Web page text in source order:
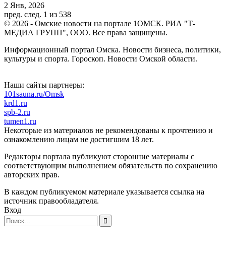
2 Янв, 2026
пред. след. 1 из 538
© 2026 - Омские новости на портале 1ОМСК. РИА "Т-
МЕДИА ГРУПП", ООО. Все права защищены.
Информационный портал Омска. Новости бизнеса, политики,
культуры и спорта. Гороскоп. Новости Омской области.
Наши сайты партнеры:
101sauna.ru/Omsk
krd1.ru
spb-2.ru
tumen1.ru
Некоторые из материалов не рекомендованы к прочтению и
ознакомлению лицам не достигшим 18 лет.
Редакторы портала публикуют сторонние материалы с
соответствующим выполнением обязательств по сохранению
авторских прав.
В каждом публикуемом материале указывается ссылка на
источник правообладателя.
Вход